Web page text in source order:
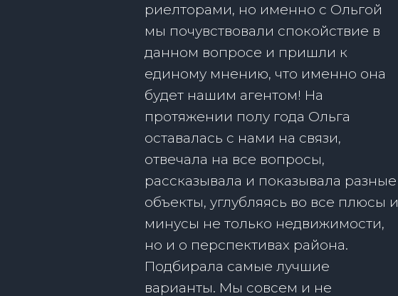
риелторами, но именно с Ольгой
мы почувствовали спокойствие в
данном вопросе и пришли к
единому мнению, что именно она
будет нашим агентом! На
протяжении полу года Ольга
оставалась с нами на связи,
отвечала на все вопросы,
рассказывала и показывала разные
объекты, углубляясь во все плюсы и
минусы не только недвижимости,
но и о перспективах района.
Подбирала самые лучшие
варианты. Мы совсем и не